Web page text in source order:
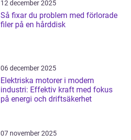
12 december 2025
Så fixar du problem med förlorade
filer på en hårddisk
06 december 2025
Elektriska motorer i modern
industri: Effektiv kraft med fokus
på energi och driftsäkerhet
07 november 2025